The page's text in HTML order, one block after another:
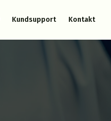
Kundsupport Kontakt